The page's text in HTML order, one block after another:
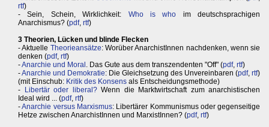
rtf)
- Sein, Schein, Wirklichkeit: Who is who im deutschsprachigen
Anarchismus? (pdf, rtf)
3 Theorien, Lücken und blinde Flecken
- Aktuelle Theorieansätze: Worüber AnarchistInnen nachdenken, wenn sie
denken (pdf, rtf)
-Anarchie und Moral . Das Gute aus dem transzendenten "Off" (pdf, rtf)
-Anarchie und Demokratie: Die Gleichsetzung des Unvereinbaren (pdf, rtf)
(mit Einschub: Kritik des Konsens als Entscheidungsmethode)
-
Libertär oder liberal?Wenn die Marktwirtschaft zum anarchistischen
Ideal wird ... (pdf, rtf)
-Anarchie versus Marxismus: Libertärer Kommunismus oder gegenseitige
Hetze zwischen AnarchistInnen und MarxistInnen? (pdf, rtf)